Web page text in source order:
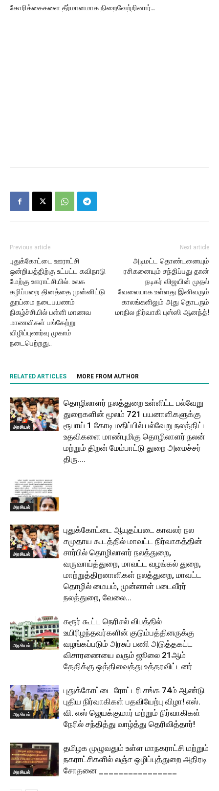
கோரிக்கைகளை தீர்மானமாக நிறைவேற்றினார்..
Previous article
புதுக்கோட்டை ஊராட்சி
ஒன்றியத்திற்கு உட்பட்ட கவிநாடு
மேற்கு ஊராட்சியில். உலக
கழிப்பறை தினத்தை முன்னிட்டு
தூய்மை நடைபயணம்
நிகழ்ச்சியில் பள்ளி மாணவ
மாணவிகள் பங்கேற்று
விழிப்புணர்வு முகாம்
நடைபெற்றது..
Next article
அடிமட்ட தொண்டனையும்
ரசிகனையும் சந்திப்பது தான்
நடிகர் விஜயின் முதல்
வேலையாக உள்ளது இனிவரும்
காலங்களிலும் அது தொடரும்
மாநில நிர்வாகி புஸ்ஸி ஆனந்த்!
RELATED ARTICLES MORE FROM AUTHOR
அரசியல்
தொழிலாளர் நலத்துறை உள்ளிட்ட பல்வேறு
துறைகளின் மூலம் 721 பயனாளிகளுக்கு
ரூபாய் 1 கோடி மதிப்பில் பல்வேறு நலத்திட்ட
உதவிகளை மாண்புமிகு தொழிலாளர் நலன்
மற்றும் திறன் மேம்பாட்டு துறை அமைச்சர்
திரு....
அரசியல்
அரசியல்
புதுக்கோட்டை ஆயுதப்படை காவலர் நல
சமுதாய கூடத்தில் மாவட்ட நிர்வாகத்தின்
சார்பில் தொழிலாளர் நலத்துறை,
வருவாய்த்துறை, மாவட்ட வழங்கல் துறை,
மாற்றுத்திறனாளிகள் நலத்துறை, மாவட்ட
தொழில் மையம், முன்னாள் படைவீரர்
நலத்துறை, வேலை...
அரசியல்
கரூர் கூட்ட நெரிசல் விபத்தில்
உயிரிழந்தவர்களின் குடும்பத்தினருக்கு
வழங்கப்படும் அரசுப் பணி அடுத்தகட்ட
விசாரணையை வரும் ஜூலை 21ஆம்
தேதிக்கு ஒத்திவைத்து உத்தரவிட்டனர்
அரசியல்
புதுக்கோட்டை ரோட்டரி சங்க 74ம் ஆண்டு
புதிய நிர்வாகிகள் பதவியேற்பு விழா! எஸ்.
வி. எஸ் ஜெயக்குமார் மற்றும் நிர்வாகிகள்
நேரில் சந்தித்து வாழ்த்து தெரிவித்தார்!
அரசியல்
தமிழக முழுவதும் உள்ள மாநகராட்சி மற்றும்
நகராட்சிகளில் லஞ்ச ஒழிப்புத்துறை அதிரடி
சோதனை ________________